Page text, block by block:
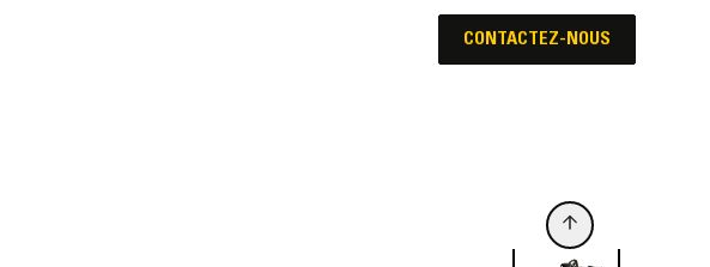
CONTACTEZ-NOUS